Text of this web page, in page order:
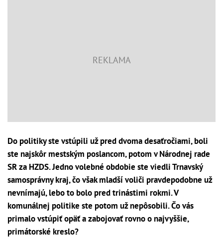
Do politiky ste vstúpili už pred dvoma desaťročiami, boli
ste najskôr mestským poslancom, potom v Národnej rade
SR za HZDS. Jedno volebné obdobie ste viedli Trnavský
samosprávny kraj, čo však mladší voliči pravdepodobne už
nevnímajú, lebo to bolo pred trinástimi rokmi. V
komunálnej politike ste potom už nepôsobili. Čo vás
primalo vstúpiť opäť a zabojovať rovno o najvyššie,
primátorské kreslo?